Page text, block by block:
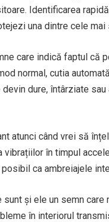
Identificarea
una dintre cele
care indică faptul că
normal, cutia
dure, întârziate
atunci când vrei să
vibrațiilor în timpul
ca ambreiajele
și ele un semn care
în interiorul